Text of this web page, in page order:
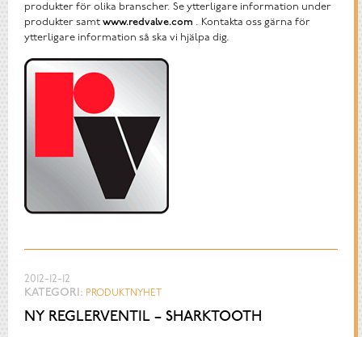
produkter för olika branscher. Se ytterligare information under
produkter samt www.redvalve.com . Kontakta oss gärna för
ytterligare information så ska vi hjälpa dig.
NY REGLERVENTIL – SHARKTOOTH
2012-12-12
KATEGORI: PRODUKTNYHET